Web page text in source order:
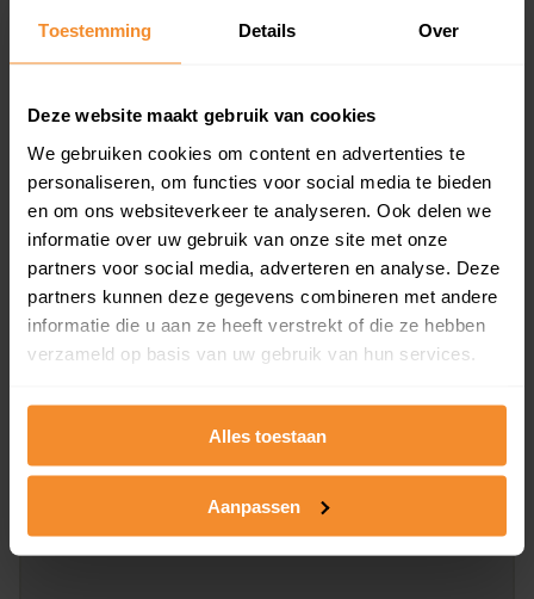
Toestemming Details Over
Deze website maakt gebruik van cookies
We gebruiken cookies om content en advertenties te
personaliseren, om functies voor social media te bieden
en om ons websiteverkeer te analyseren. Ook delen we
informatie over uw gebruik van onze site met onze
partners voor social media, adverteren en analyse. Deze
partners kunnen deze gegevens combineren met andere
informatie die u aan ze heeft verstrekt of die ze hebben
verzameld op basis van uw gebruik van hun services.
Alles toestaan
Aanpassen
Een overzicht van alle verkochte woningen (koopsom
en koopdatum) binnen een postcodegebied. Dit
Bekijk product
Direct leverbaar
Een uitgebreid overzicht van het perceel en
dit inclusief de luchtfoto!